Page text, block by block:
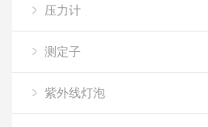
压力计
测定子
紫外线灯泡